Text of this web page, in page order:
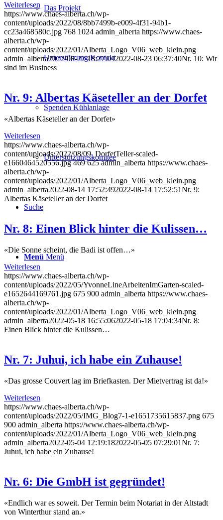
Das Projekt
Unterstützung/Kontakt
Spenden Kühlanlage
Unterstützungskomitee
Suche
Menü Menü
Weiterlesen
https://www.chaes-alberta.ch/wp-
content/uploads/2022/08/8bb7499b-e009-4f31-94b1-
cc23a468580c.jpg 768 1024 admin_alberta https://www.chaes-
alberta.ch/wp-
content/uploads/2022/01/Alberta_Logo_V06_web_klein.png
admin_alberta2022-08-22 18:27:042022-08-23 06:37:40Nr. 10: Wir
sind im Business
Nr. 9: Albertas Käseteller an der Dorfet
«Albertas Käseteller an der Dorfet»
Weiterlesen
https://www.chaes-alberta.ch/wp-
content/uploads/2022/08/09_DorfetTeller-scaled-
e1660464520556.jpg 469 625 admin_alberta https://www.chaes-
alberta.ch/wp-
content/uploads/2022/01/Alberta_Logo_V06_web_klein.png
admin_alberta2022-08-14 17:52:492022-08-14 17:52:51Nr. 9:
Albertas Käseteller an der Dorfet
Nr. 8: Einen Blick hinter die Kulissen…
«Die Sonne scheint, die Badi ist offen…»
Weiterlesen
https://www.chaes-alberta.ch/wp-
content/uploads/2022/05/YvonneLineArbeitenImGarten-scaled-
e1652644169761.jpg 675 900 admin_alberta https://www.chaes-
alberta.ch/wp-
content/uploads/2022/01/Alberta_Logo_V06_web_klein.png
admin_alberta2022-05-18 16:55:062022-05-18 17:04:34Nr. 8:
Einen Blick hinter die Kulissen…
Nr. 7: Juhui, ich habe ein Zuhause!
«Das grosse Couvert lag im Briefkasten. Der Mietvertrag ist da!»
Weiterlesen
https://www.chaes-alberta.ch/wp-
content/uploads/2022/05/IMG_Blog7-1-e1651735615837.png 675
900 admin_alberta https://www.chaes-alberta.ch/wp-
content/uploads/2022/01/Alberta_Logo_V06_web_klein.png
admin_alberta2022-05-04 12:19:182022-05-05 07:29:01Nr. 7:
Juhui, ich habe ein Zuhause!
Nr. 6: Die GmbH ist gegründet!
«Endlich war es soweit. Der Termin beim Notariat in der Altstadt
von Winterthur stand an.»